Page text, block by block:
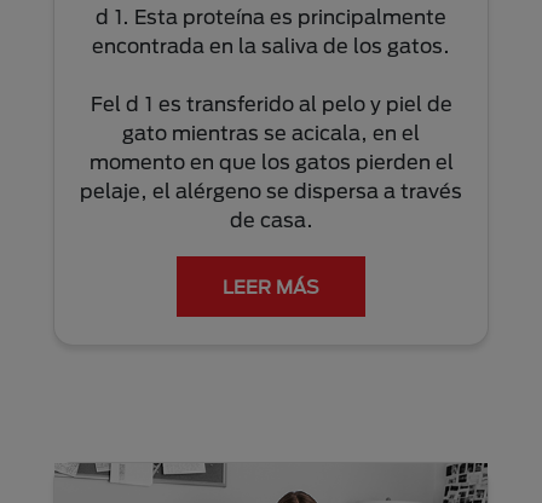
d 1. Esta proteína es principalmente
encontrada en la saliva de los gatos.
Fel d 1 es transferido al pelo y piel de
gato mientras se acicala, en el
momento en que los gatos pierden el
pelaje, el alérgeno se dispersa a través
de casa.
LEER MÁS